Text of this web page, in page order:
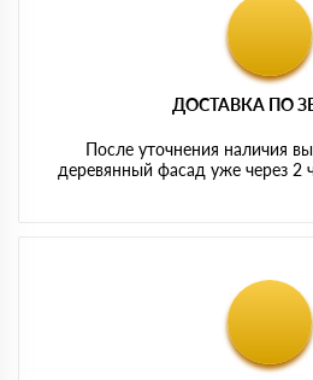
ДОСТАВКА ПО
После уточнения наличия
деревянный фасад уже через 2